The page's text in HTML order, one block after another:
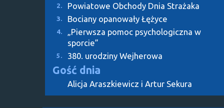
2. Powiatowe Obchody Dnia Strażaka
3. Bociany opanowały Łężyce
4.
„Pierwsza pomoc psychologiczna w
sporcie”
5. 380. urodziny Wejherowa
Gość dnia
Alicja Araszkiewicz i Artur Sekura